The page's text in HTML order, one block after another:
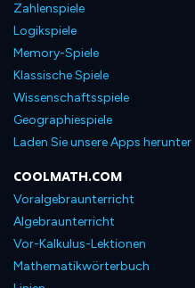
Zahlenspiele
Logikspiele
Memory-Spiele
Klassische Spiele
Wissenschaftsspiele
Geographiespiele
Laden Sie unsere Apps herunter
COOLMATH.COM
Voralgebraunterricht
Algebraunterricht
Vor-Kalkulus-Lektionen
Mathematikwörterbuch